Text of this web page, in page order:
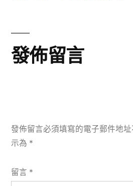
發佈留言
發佈留言必須填寫的電子郵件地址
示為 *
留言 *